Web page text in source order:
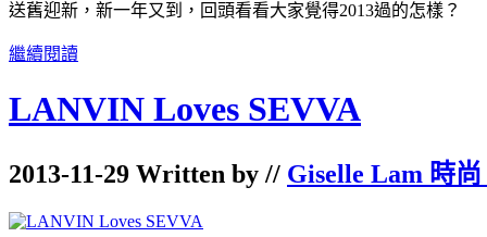
送舊迎新，新一年又到，回頭看看大家覺得2013過的怎樣？
繼續閱讀
LANVIN Loves SEVVA
2013-11-29 Written by // Giselle Lam 時